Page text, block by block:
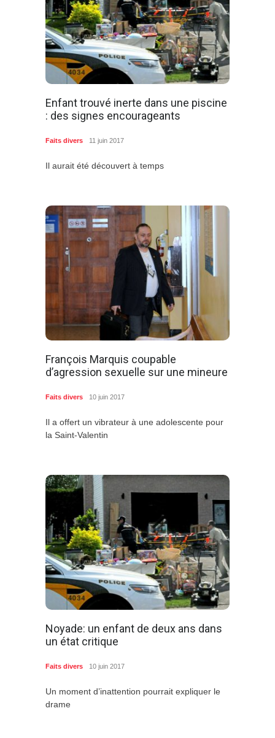
Enfant trouvé inerte dans une piscine
: des signes encourageants
Faits divers 11 juin 2017
Il aurait été découvert à temps
François Marquis coupable
d’agression sexuelle sur une mineure
Faits divers 10 juin 2017
Il a offert un vibrateur à une adolescente pour
la Saint-Valentin
Noyade: un enfant de deux ans dans
un état critique
Faits divers 10 juin 2017
Un moment d’inattention pourrait expliquer le
drame